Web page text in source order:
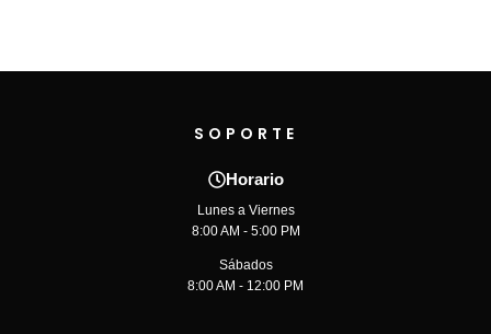
SOPORTE
Horario
Lunes a Viernes
8:00 AM - 5:00 PM
Sábados
8:00 AM - 12:00 PM